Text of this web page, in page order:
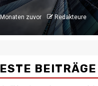
6 Monaten zuvor
BEITRÄGE